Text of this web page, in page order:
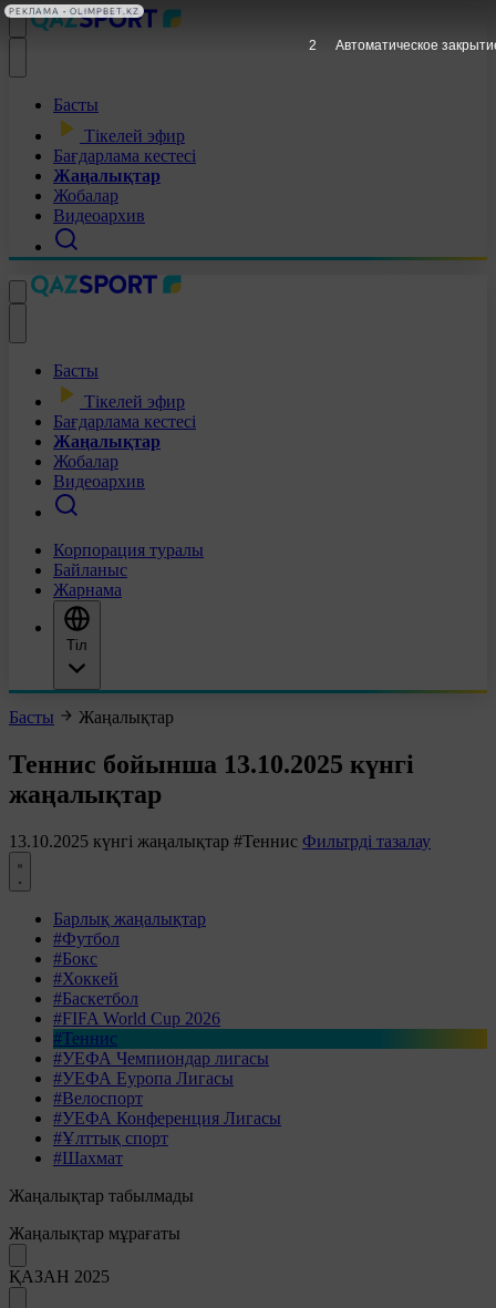
Басты
Тікелей эфир
Бағдарлама кестесі
Жаңалықтар
Жобалар
Видеоархив
Басты
Тікелей эфир
Бағдарлама кестесі
Жаңалықтар
Жобалар
Видеоархив
Корпорация туралы
Байланыс
Жарнама
Тіл
Басты Жаңалықтар
Теннис бойынша 13.10.2025 күнгі
жаңалықтар
13.10.2025 күнгі жаңалықтар #Теннис Фильтрді тазалау
Барлық жаңалықтар
#Футбол
#Бокс
#Хоккей
#Баскетбол
#FIFA World Cup 2026
#Теннис
#УЕФА Чемпиондар лигасы
#УЕФА Еуропа Лигасы
#Велоспорт
#УЕФА Конференция Лигасы
#Ұлттық спорт
#Шахмат
Жаңалықтар табылмады
Жаңалықтар мұрағаты
ҚАЗАН 2025
1 Автоматическое
РЕКЛАМА • OLIMPBET.KZ